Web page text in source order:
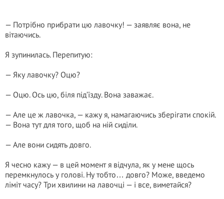
— Потрібно прибрати цю лавочку! — заявляє вона, не
вітаючись.
Я зупинилась. Перепитую:
— Яку лавочку? Оцю?
— Оцю. Ось цю, біля під’їзду. Вона заважає.
— Але це ж лавочка, — кажу я, намагаючись зберігати спокій.
— Вона тут для того, щоб на ній сиділи.
— Але вони сидять довго.
Я чесно кажу — в цей момент я відчула, як у мене щось
перемкнулось у голові. Ну тобто… довго? Може, введемо
ліміт часу? Три хвилини на лавочці — і все, виметайся?